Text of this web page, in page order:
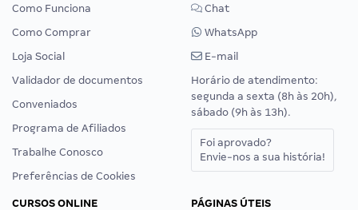
Como Funciona
Como Comprar
Loja Social
Validador de documentos
Conveniados
Programa de Afiliados
Trabalhe Conosco
Preferências de Cookies
Chat
WhatsApp
E-mail
Horário de atendimento:
segunda a sexta (8h às 20h),
sábado (9h às 13h).
Foi aprovado?
Envie-nos a sua história!
CURSOS ONLINE
PÁGINAS ÚTEIS